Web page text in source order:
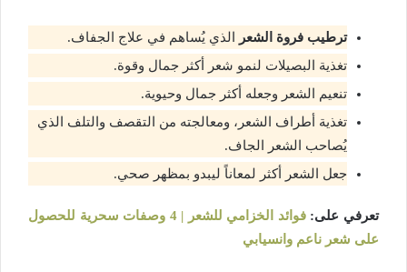
ترطيب فروة الشعر
الذي يُساهم في علاج الجفاف.
تغذية البصيلات لنمو شعر أكثر جمال وقوة.
تنعيم الشعر وجعله أكثر جمال وحيوية.
تغذية أطراف الشعر، ومعالجته من التقصف والتلف الذي
يُصاحب الشعر الجاف.
جعل الشعر أكثر لمعاناً ليبدو بمظهر صحي.
تعرفي على:
فوائد الخزامي للشعر | 4 وصفات سحرية للحصول
على شعر ناعم وانسيابي